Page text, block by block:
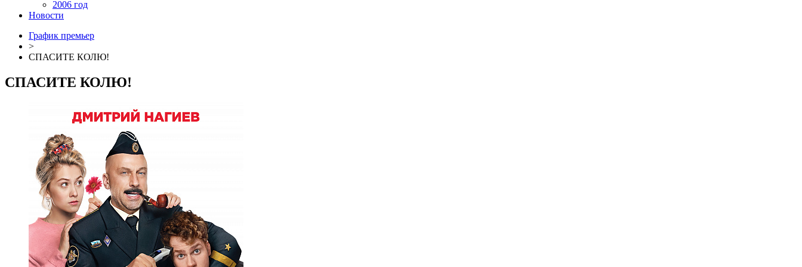
2006 год
Новости
График премьер
>
СПАСИТЕ КОЛЮ!
СПАСИТЕ КОЛЮ!